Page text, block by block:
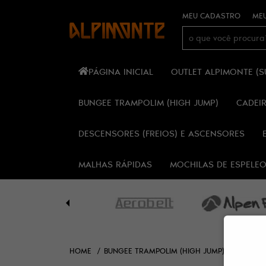
MEU CADASTRO
PÁGINA INICIAL OUTLET ALPIMONTE
BUNGEE TRAMPOLIM (HIGH JUMP)
DESCENSORES (FREIOS) E ASCENSORES
MALHAS RÁPIDAS MOCHILAS DE
HOME BUNGEE TRAMPOLIM (HIGH JUMP)